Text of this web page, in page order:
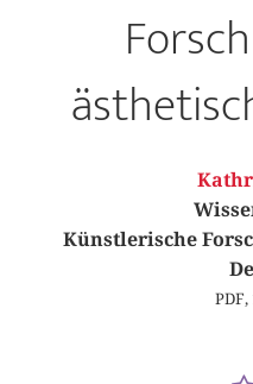
Künstlerische
PDF,